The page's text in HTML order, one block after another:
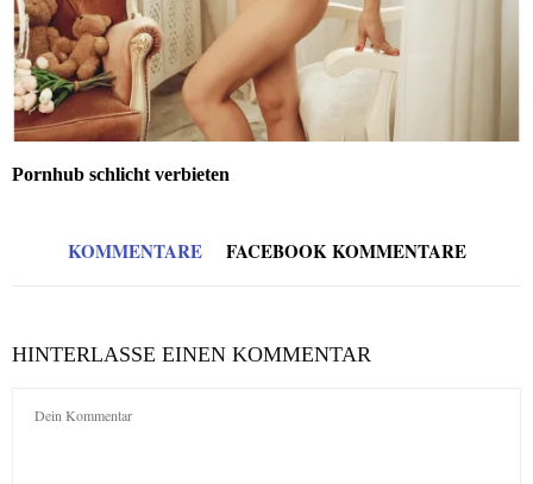
Pornhub schlicht verbieten
KOMMENTARE FACEBOOK KOMMENTARE
HINTERLASSE EINEN KOMMENTAR